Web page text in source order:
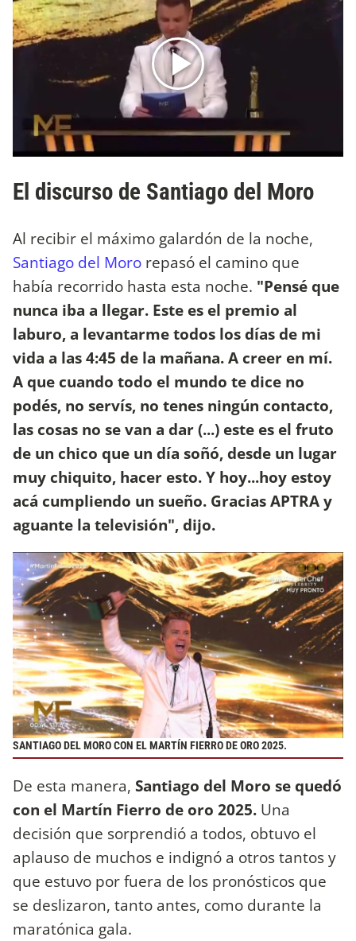
El discurso de Santiago del Moro
Al recibir el máximo galardón de la noche,
Santiago del Moro repasó el camino que
había recorrido hasta esta noche. "Pensé que
nunca iba a llegar. Este es el premio al
laburo, a levantarme todos los días de mi
vida a las 4:45 de la mañana. A creer en mí.
A que cuando todo el mundo te dice no
podés, no servís, no tenes ningún contacto,
las cosas no se van a dar (...) este es el fruto
de un chico que un día soñó, desde un lugar
muy chiquito, hacer esto. Y hoy...hoy estoy
acá cumpliendo un sueño. Gracias APTRA y
aguante la televisión", dijo.
SANTIAGO DEL MORO CON EL MARTÍN FIERRO DE ORO 2025.
De esta manera, Santiago del Moro se quedó
con el Martín Fierro de oro 2025. Una
decisión que sorprendió a todos, obtuvo el
aplauso de muchos e indignó a otros tantos y
que estuvo por fuera de los pronósticos que
se deslizaron, tanto antes, como durante la
maratónica gala.